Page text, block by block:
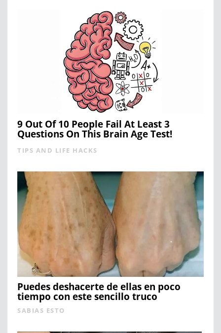
9 Out Of 10 People Fail At Least 3
Questions On This Brain Age Test!
TIPS AND LIFE HACKS
Puedes deshacerte de ellas en poco
tiempo con este sencillo truco
SABIAS ESTO